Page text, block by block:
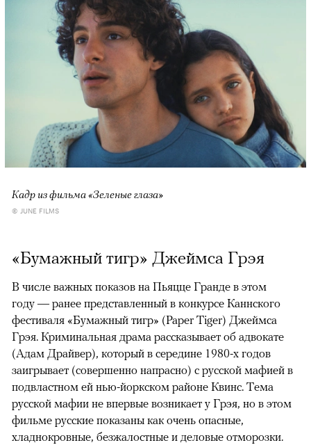
Кадр из фильма «Зеленые глаза»
© JUNE FILMS
«Бумажный тигр» Джеймса Грэя
В числе важных показов на Пьяцце Гранде в этом
году — ранее представленный в конкурсе Каннского
фестиваля «Бумажный тигр» (Paper Tiger) Джеймса
Грэя. Криминальная драма рассказывает об адвокате
(Адам Драйвер), который в середине 1980-х годов
заигрывает (совершенно напрасно) с русской мафией в
подвластном ей нью-йоркском районе Квинс. Тема
русской мафии не впервые возникает у Грэя, но в этом
фильме русские показаны как очень опасные,
хладнокровные, безжалостные и деловые отморозки.